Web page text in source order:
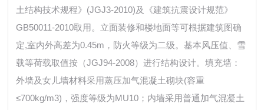
土结构技术规程》(JGJ3-2010)及《建筑抗震设计规范》
GB50011-2010取用。立面装修和楼地面等可根据建筑图确
定,室内外高差为0.45m，防火等级为二级。基本风压值、雪
载等荷载取值按（JGJ94-2008）进行结构设计。填充墙：
外墙及女儿墙材料采用蒸压加气混凝土砌块(容重
≤700kg/m3)，强度等级为MU10；内墙采用普通加气混凝土